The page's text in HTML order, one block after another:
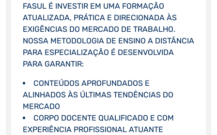
FASUL É INVESTIR EM UMA FORMAÇÃO
ATUALIZADA, PRÁTICA E DIRECIONADA ÀS
EXIGÊNCIAS DO MERCADO DE TRABALHO.
NOSSA METODOLOGIA DE ENSINO A DISTÂNCIA
PARA ESPECIALIZAÇÃO É DESENVOLVIDA
PARA GARANTIR:
CONTEÚDOS APROFUNDADOS E
ALINHADOS ÀS ÚLTIMAS TENDÊNCIAS DO
MERCADO
CORPO DOCENTE QUALIFICADO E COM
EXPERIÊNCIA PROFISSIONAL ATUANTE